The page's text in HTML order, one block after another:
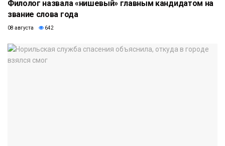
Филолог назвала «нишевый» главным кандидатом на
звание слова года
08 августа 642